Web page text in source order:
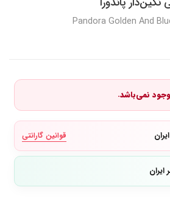
Pandora Golden And
نمی‌باشد.
قوانین گارانتی